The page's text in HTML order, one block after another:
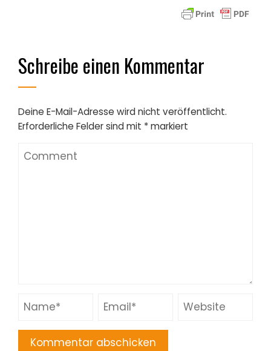
Schreibe einen Kommentar
Deine E-Mail-Adresse wird nicht veröffentlicht.
Erforderliche Felder sind mit *markiert